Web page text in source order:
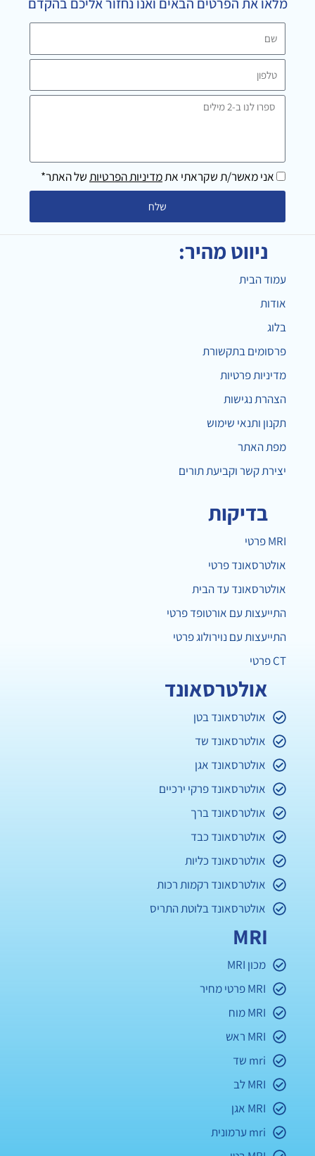
k
a
טלפון
ספרו
מילים
אני מאשר/ת שקראתי אתמדיניות הפרטיותשל האתר*
שלח
ניווט מהיר:
עמוד הבית
אודות
בלוג
פרסומים בתקשורת
מדיניות פרטיות
הצהרת נגישות
תקנון ותנאי שימוש
מפת האתר
יצירת קשר וקביעת תורים
בדיקות
MRI פרטי
אולטרסאונד פרטי
אולטרסאונד עד הבית
התייעצות עם אורטופד פרטי
התייעצות עם נוירולוג פרטי
CT פרטי
אולטרסאונד
אולטרסאונד בטן
אולטרסאונד שד
אולטרסאונד אגן
אולטרסאונד פרקי ירכיים
אולטרסאונד ברך
אולטרסאונד כבד
אולטרסאונד כליות
אולטרסאונד רקמות רכות
אולטרסאונד בלוטת התריס
MRI
מכון MRI
MRI פרטי מחיר
MRI מוח
MRI ראש
mri שד
MRI לב
MRI אגן
mri ערמונית